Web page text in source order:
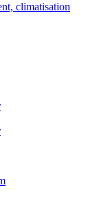
climatisation